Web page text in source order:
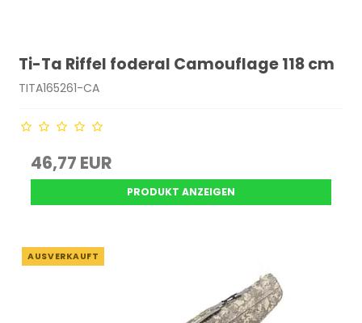
Ti-Ta Riffel foderal Camouflage 118 cm
TITA165261-CA
46,77 EUR
PRODUKT ANZEIGEN
AUSVERKAUFT